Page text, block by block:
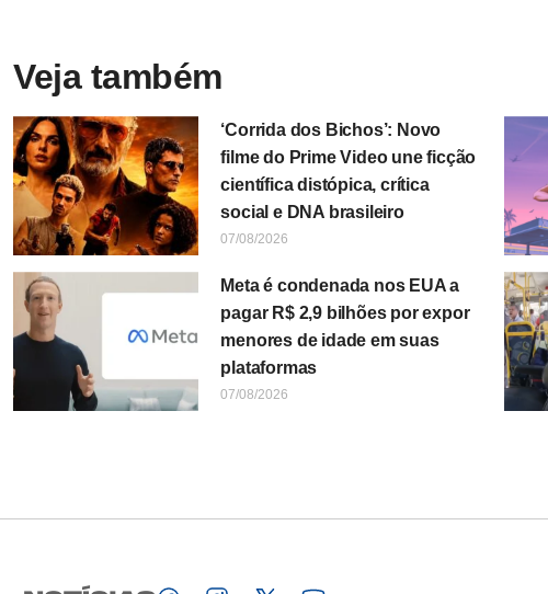
Veja também
‘Corrida dos Bichos’: Novo
filme do Prime Video une ficção
científica distópica, crítica
social e DNA brasileiro
07/08/2026
Meta é condenada nos EUA a
pagar R$ 2,9 bilhões por expor
menores de idade em suas
plataformas
07/08/2026